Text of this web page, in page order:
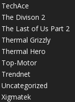
TechAce
The Divison 2
The Last of Us Part 2
Thermal Grizzly
Thermal Hero
Top-Motor
Trendnet
Uncategorized
Xigmatek